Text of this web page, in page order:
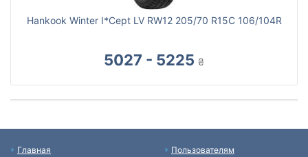
Hankook Winter I*Cept LV RW12 205/70 R15C 106/104R
5027 - 5225 ₴
Главная
Пользователям